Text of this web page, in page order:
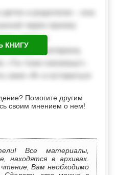
КНИГУ
Помогите другим
своим мнением о нем!
Все материалы,
находятся в архивах.
Вам необходимо